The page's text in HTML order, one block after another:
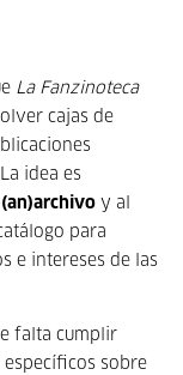
La Fanzinoteca
cajas de
idea es
y al
para
e intereses de las
falta cumplir
sobre